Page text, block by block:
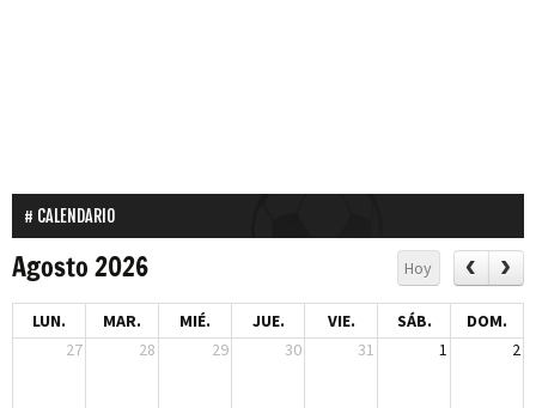
CALENDARIO
Agosto 2026 Hoy
LUN. MAR. MIÉ. JUE. VIE. SÁB.
DOM.
27
28 29 30 31 1 2